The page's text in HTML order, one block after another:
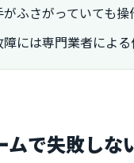
がふさがっていても操
障には専門業者によ
で失敗しな